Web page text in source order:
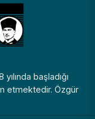
başladığı
etmektedir. Özgür